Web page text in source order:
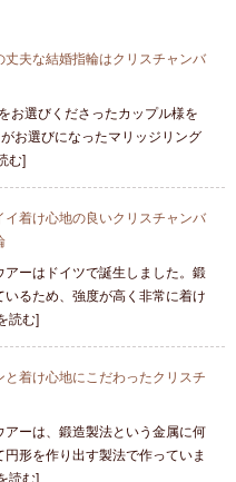
丈夫な結婚指輪はクリスチャンバ
お選びくださったカップル様を
お選びになったマリッジリング
む]
イ着け心地の良いクリスチャンバ
アーはドイツで誕生しました。鍛
るため、強度が高く非常に着け
読む]
と着け心地にこだわったクリスチ
アーは、鍛造製法という金属に何
形を作り出す製法で作っていま
読む]